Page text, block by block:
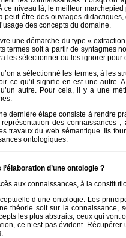
niveau là, le meilleur
être des ouvrages
des concepts du domaine.
une démarche du type «
termes soit à partir de syntagmes
les sélectionner ou les ignorer pour
a sélectionné les termes, à les
ce qu’il signifie en est une autre.
autre. Pour cela, il y a une
dernière étape consiste à rendre
des connaissances
travaux du web sémantique. Ils
ontologiques.
d’une ontologie ?
aux connaissances, à la
d’une ontologie. Les
théorie soit sur la connaissance,
les plus abstraits, ceux qui
ce n’est pas évident.